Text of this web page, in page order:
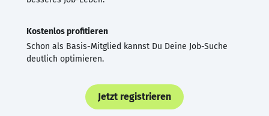
Kostenlos profitieren
Schon als Basis-Mitglied kannst Du Deine Job-Suche
deutlich optimieren.
Jetzt registrieren